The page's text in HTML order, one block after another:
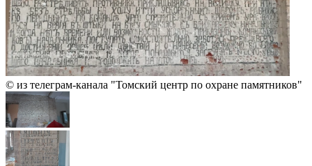
© из телеграм-канала "Томский центр по охране памятников"